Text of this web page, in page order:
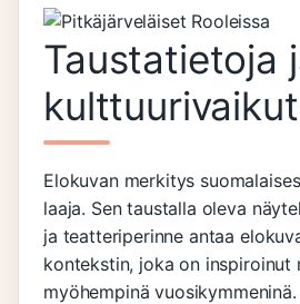
Taustatietoja
Elokuvan merkitys
laaja. Sen taustalla oleva
ja teatteriperinne antaa
kontekstin, joka on inspiroinut
myöhempinä